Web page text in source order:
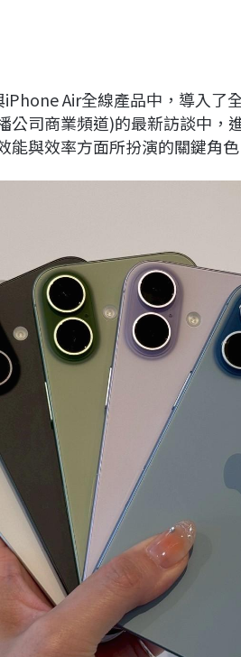
iPhone Air全線產品中，導入了
公司商業頻道)的最新訪談中，
能與效率方面所扮演的關鍵角色